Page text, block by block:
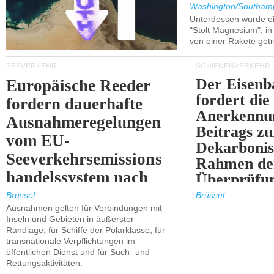
Washington/
Unterdessen wurde
"Stolt Magnesium",
von einer Rakete
SEEVERKEHR
Europäische Reeder
fordern dauerhafte
Ausnahmeregelungen
vom EU-
Seeverkehrsemissions
handelssystem nach
2030.
Brüssel
Ausnahmen gelten für Verbindungen mit
Inseln und Gebieten in äußerster
Randlage, für Schiffe der Polarklasse, für
transnationale Verpflichtungen im
öffentlichen Dienst und für Such- und
Rettungsaktivitäten.
SCHIENENVERKEHR
Der
fordert die
Beitrags
Rahmen
ETS.
Brüssel